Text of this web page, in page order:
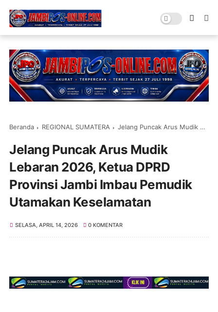
Beranda REGIONAL SUMATERA Jelang Puncak Arus Mudik Lebaran 2026, Ketua DPRD Provinsi Jambi Imbau Pemudik Utamakan Keselamatan
Jelang Puncak Arus Mudik
Lebaran 2026, Ketua DPRD
Provinsi Jambi Imbau Pemudik
Utamakan Keselamatan
SELASA, APRIL 14, 2026 0 KOMENTAR